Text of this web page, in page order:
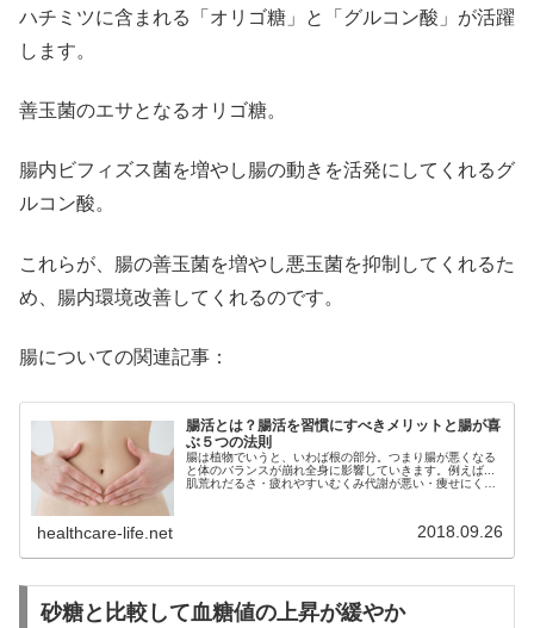
ハチミツに含まれる「オリゴ糖」と「グルコン酸」が活躍
します。
善玉菌のエサとなるオリゴ糖。
腸内ビフィズス菌を増やし腸の動きを活発にしてくれるグ
ルコン酸。
これらが、腸の善玉菌を増やし悪玉菌を抑制してくれるた
め、腸内環境改善してくれるのです。
腸についての関連記事：
腸活とは？腸活を習慣にすべきメリットと腸が喜
ぶ５つの法則
腸は植物でいうと、いわば根の部分。つまり腸が悪くなる
と体のバランスが崩れ全身に影響していきます。例えば...
肌荒れだるさ・疲れやすいむくみ代謝が悪い・痩せにくい
healthcare-life.net 2018.09.26
砂糖と比較して血糖値の上昇が緩やか